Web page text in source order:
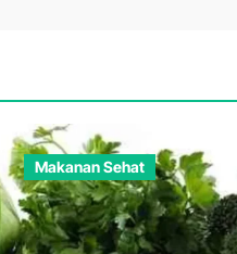
Makanan Sehat